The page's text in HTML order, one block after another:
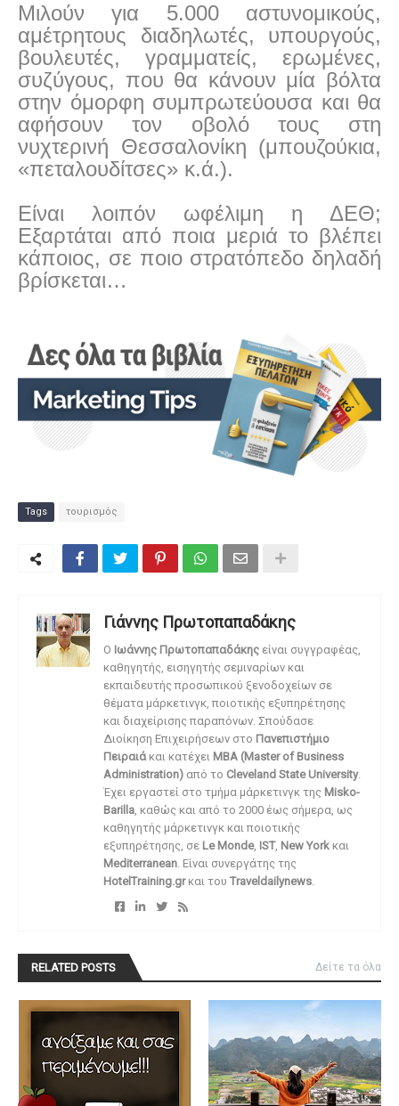
Μιλούν για 5.000 αστυνομικούς,
αμέτρητους διαδηλωτές, υπουργούς,
βουλευτές, γραμματείς, ερωμένες,
συζύγους, που θα κάνουν μία βόλτα
στην όμορφη συμπρωτεύουσα και θα
αφήσουν τον οβολό τους στη
νυχτερινή Θεσσαλονίκη (μπουζούκια,
«πεταλουδίτσες» κ.ά.).
Είναι λοιπόν ωφέλιμη η ΔΕΘ;
Εξαρτάται από ποια μεριά το βλέπει
κάποιος, σε ποιο στρατόπεδο δηλαδή
βρίσκεται…
Tags τουρισμός
Γιάννης Πρωτοπαπαδάκης
O Ιωάννης Πρωτοπαπαδάκης είναι συγγραφέας,
καθηγητής, εισηγητής σεμιναρίων και
εκπαιδευτής προσωπικού ξενοδοχείων σε
θέματα μάρκετινγκ, ποιοτικής εξυπηρέτησης
και διαχείρισης παραπόνων. Σπούδασε
Διοίκηση Επιχειρήσεων στο Πανεπιστήμιο
Πειραιάκαι κατέχει MBA (Master of Business
Administration) από το Cleveland State University.
Έχει εργαστεί στο τμήμα μάρκετινγκ της Misko-
Barilla, καθώς και από το 2000 έως σήμερα, ως
καθηγητής μάρκετινγκ και ποιοτικής
εξυπηρέτησης, σε Le Monde, IST, New York και
Mediterranean. Είναι συνεργάτης της
HotelTraining.grκαι του Traveldailynews.
RELATED POSTS Δείτε τα όλα